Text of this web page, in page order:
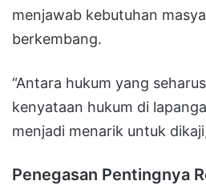
menjawab kebutuhan
berkembang.
“Antara hukum yang
kenyataan hukum di
menjadi menarik untuk
Penegasan Pentingnya